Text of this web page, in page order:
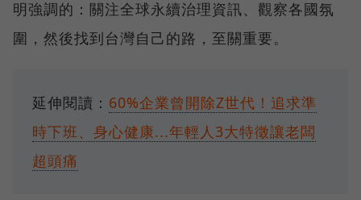
明強調的：關注全球永續治理資訊、觀察各國氛
圍，然後找到台灣自己的路，至關重要。
延伸閱讀： 60%企業曾開除Z世代！追求準
時下班、身心健康...年輕人3大特徵讓老闆
超頭痛